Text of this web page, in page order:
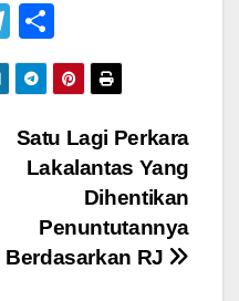
T
el
e
gr
a
h
ar
e
Satu Lagi Perkara
Lakalantas Yang
Dihentikan
Penuntutannya
Berdasarkan RJ